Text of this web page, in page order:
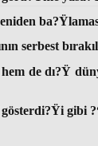
serbest
de dı?Ÿ
gösterdi?Ÿi gibi